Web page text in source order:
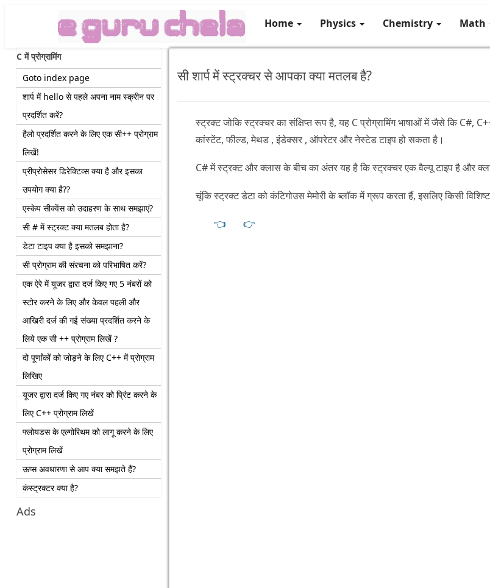
Home Physics Chemistry Math
C में प्रोग्रामिंग
Goto index page
शार्प में hello से पहले अपना नाम स्क्रीन पर
प्रदर्शित करें?
हैलो प्रदर्शित करने के लिए एक सी++ प्रोग्राम
लिखें!
प्रीप्रोसेसर डिरेक्टिव्स क्या है और इसका
उपयोग क्या है??
एस्केप सीक्वेंस को उदाहरण के साथ समझाएं?
सी # में स्ट्रक्ट क्या मतलब होता है?
डेटा टाइप क्या है इसको समझाना?
सी प्रोग्राम की संरचना को परिभाषित करें?
एक ऐरे में यूजर द्वारा दर्ज किए गए 5 नंबरों को
स्टोर करने के लिए और केवल पहली और
आखिरी दर्ज की गई संख्या प्रदर्शित करने के
लिये एक सी ++ प्रोग्राम लिखें ?
दो पूर्णांकों को जोड़ने के लिए C++ में प्रोग्राम
लिखिए
यूजर द्वारा दर्ज किए गए नंबर को प्रिंट करने के
लिए C++ प्रोग्राम लिखें
फ्लोयडस के एल्गोरिथम को लागू करने के लिए
प्रोग्राम लिखें
ऊप्स अवधारणा से आप क्या समझते हैं?
कंस्ट्रक्टर क्या है?
Ads
सी शार्प में स्ट्रक्चर से आपका क्या मतलब है?
स्ट्रक्ट जोकि स्ट्रक्चर का संक्षिप्त रूप है, यह C प्रोग्रामिंग भाषाओं में जैसे कि
कांस्टेंट, फील्ड, मेथड , इंडेक्सर , ऑपरेटर और नेस्टेड टाइप हो सकता है।
C# में स्ट्रक्ट और क्लास के बीच का अंतर यह है कि स्ट्रक्चर एक वैल्यू टाइप है और
चूंकि स्ट्रक्ट डेटा को कंटिगोउस मेमोरी के ब्लॉक में ग्रूप करता हैं, इसलिए किसी
👈 👉